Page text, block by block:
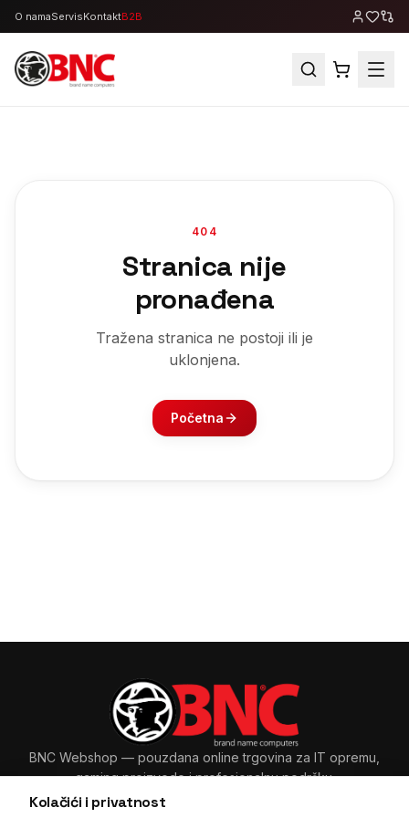
O namaServisKontaktB2B
Kolačići i privatnost
404
Stranica nije
pronađena
Tražena stranica ne postoji ili je
uklonjena.
Početna
BNC Webshop — pouzdana online trgovina za IT opremu,
gaming proizvode i profesionalnu podršku.